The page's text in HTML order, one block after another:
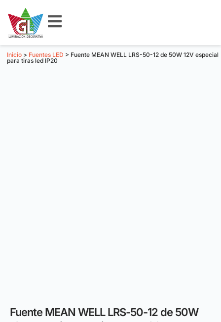
Inicio > Fuentes LED > Fuente MEAN WELL LRS-50-12 de 50W 12V especial
para tiras led IP20
Fuente MEAN WELL LRS-50-12 de 50W